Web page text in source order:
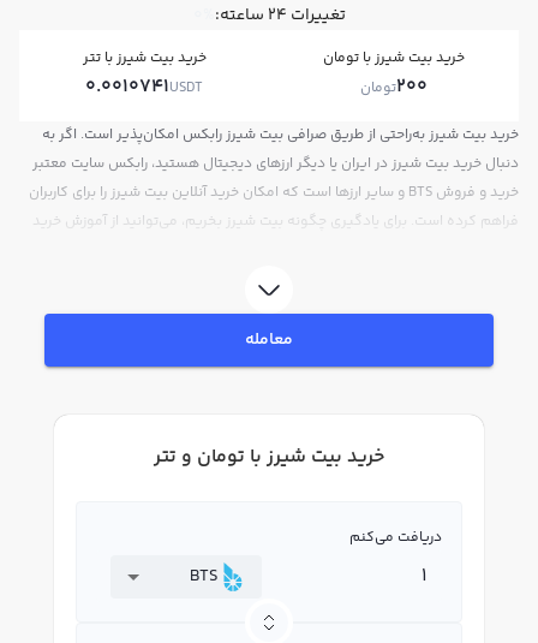
تغییرات ۲۴ ساعته: 0%
خرید بیت شیرز با تومان
200تومان
خرید بیت شیرز با تتر
0.0010741USDT
خرید بیت شیرز به‌راحتی از طریق صرافی بیت شیرز رابکس امکان‌پذیر است. اگر به
دنبال خرید بیت شیرز در ایران یا دیگر ارزهای دیجیتال هستید، رابکس سایت معتبر
خرید و فروش BTS و سایر ارزها است که امکان خرید آنلاین بیت شیرز را برای کاربران
فراهم کرده است. برای یادگیری چگونه بیت شیرز بخریم، می‌توانید از آموزش خرید
BTS بپردازید. در بازار رابکس، قیمت لحظه‌ای، نمودار و امکانات فروش بیت شیرز نیز
در دسترس شما قرار دارد تا بتوانید تصمیمات بهتری در معاملات خود بگیرید.
معامله
خرید بیت شیرز با تومان و تتر
دریافت می‌کنم
BTS